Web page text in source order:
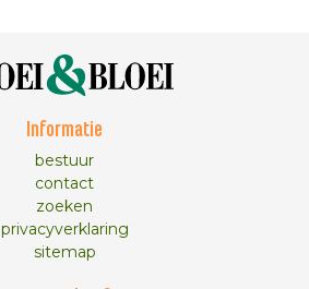
Informatie
bestuur
contact
zoeken
privacyverklaring
sitemap